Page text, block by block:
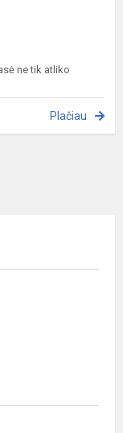
ne tik atliko
Plačiau